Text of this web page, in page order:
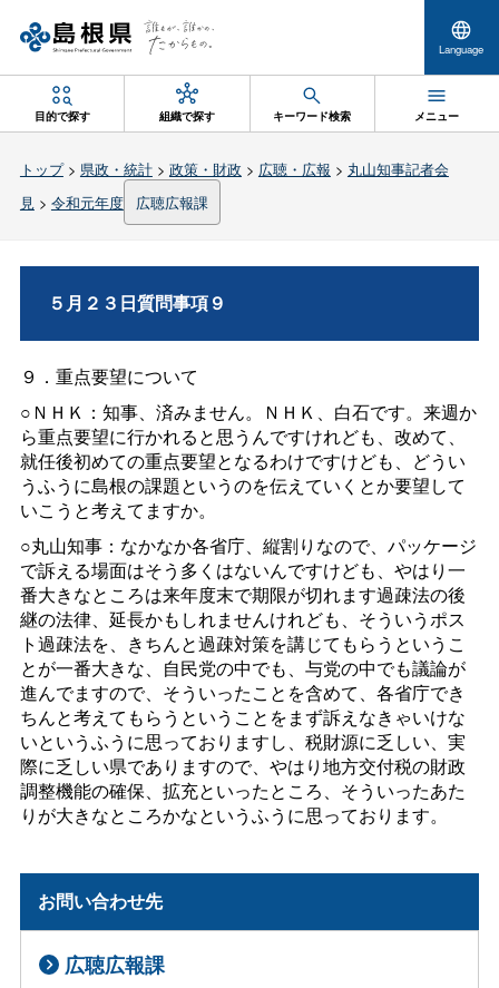
Language
目的で探す 組織で探す キーワード検索 メニュー
トップ> 県政・統計> 政策・財政 > 広聴・広報 > 丸山知事記者会
見> 令和元年度 広聴広報課
５月２３日質問事項９
９．重点要望について
○ＮＨＫ：知事、済みません。ＮＨＫ、白石です。来週か
ら重点要望に行かれると思うんですけれども、改めて、
就任後初めての重点要望となるわけですけども、どうい
うふうに島根の課題というのを伝えていくとか要望して
いこうと考えてますか。
○丸山知事：なかなか各省庁、縦割りなので、パッケージ
で訴える場面はそう多くはないんですけども、やはり一
番大きなところは来年度末で期限が切れます過疎法の後
継の法律、延長かもしれませんけれども、そういうポス
ト過疎法を、きちんと過疎対策を講じてもらうというこ
とが一番大きな、自民党の中でも、与党の中でも議論が
進んでますので、そういったことを含めて、各省庁でき
ちんと考えてもらうということをまず訴えなきゃいけな
いというふうに思っておりますし、税財源に乏しい、実
際に乏しい県でありますので、やはり地方交付税の財政
調整機能の確保、拡充といったところ、そういったあた
りが大きなところかなというふうに思っております。
お問い合わせ先
広聴広報課